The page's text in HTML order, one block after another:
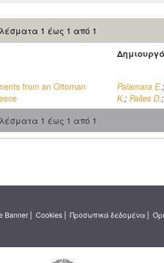
1 έως 1 από 1
from an Ottoman
Palamara E.
K.; Palles D.
1 έως 1 από 1
Banner | Cookies | Προσωπικά δεδομένα |